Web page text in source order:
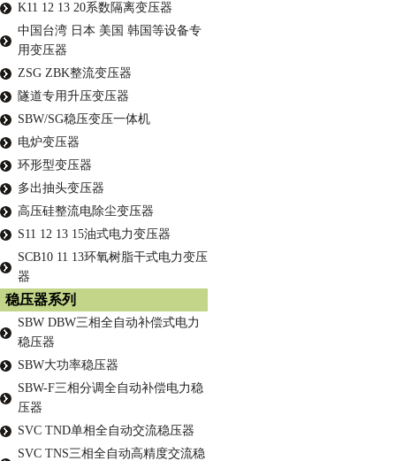
K11 12 13 20系数隔离变压器
中国台湾 日本 美国 韩国等设备专
用变压器
ZSG ZBK整流变压器
隧道专用升压变压器
SBW/SG稳压变压一体机
电炉变压器
环形型变压器
多出抽头变压器
高压硅整流电除尘变压器
S11 12 13 15油式电力变压器
SCB10 11 13环氧树脂干式电力变压
器
稳压器系列
SBW DBW三相全自动补偿式电力
稳压器
SBW大功率稳压器
SBW-F三相分调全自动补偿电力稳
压器
SVC TND单相全自动交流稳压器
SVC TNS三相全自动高精度交流稳